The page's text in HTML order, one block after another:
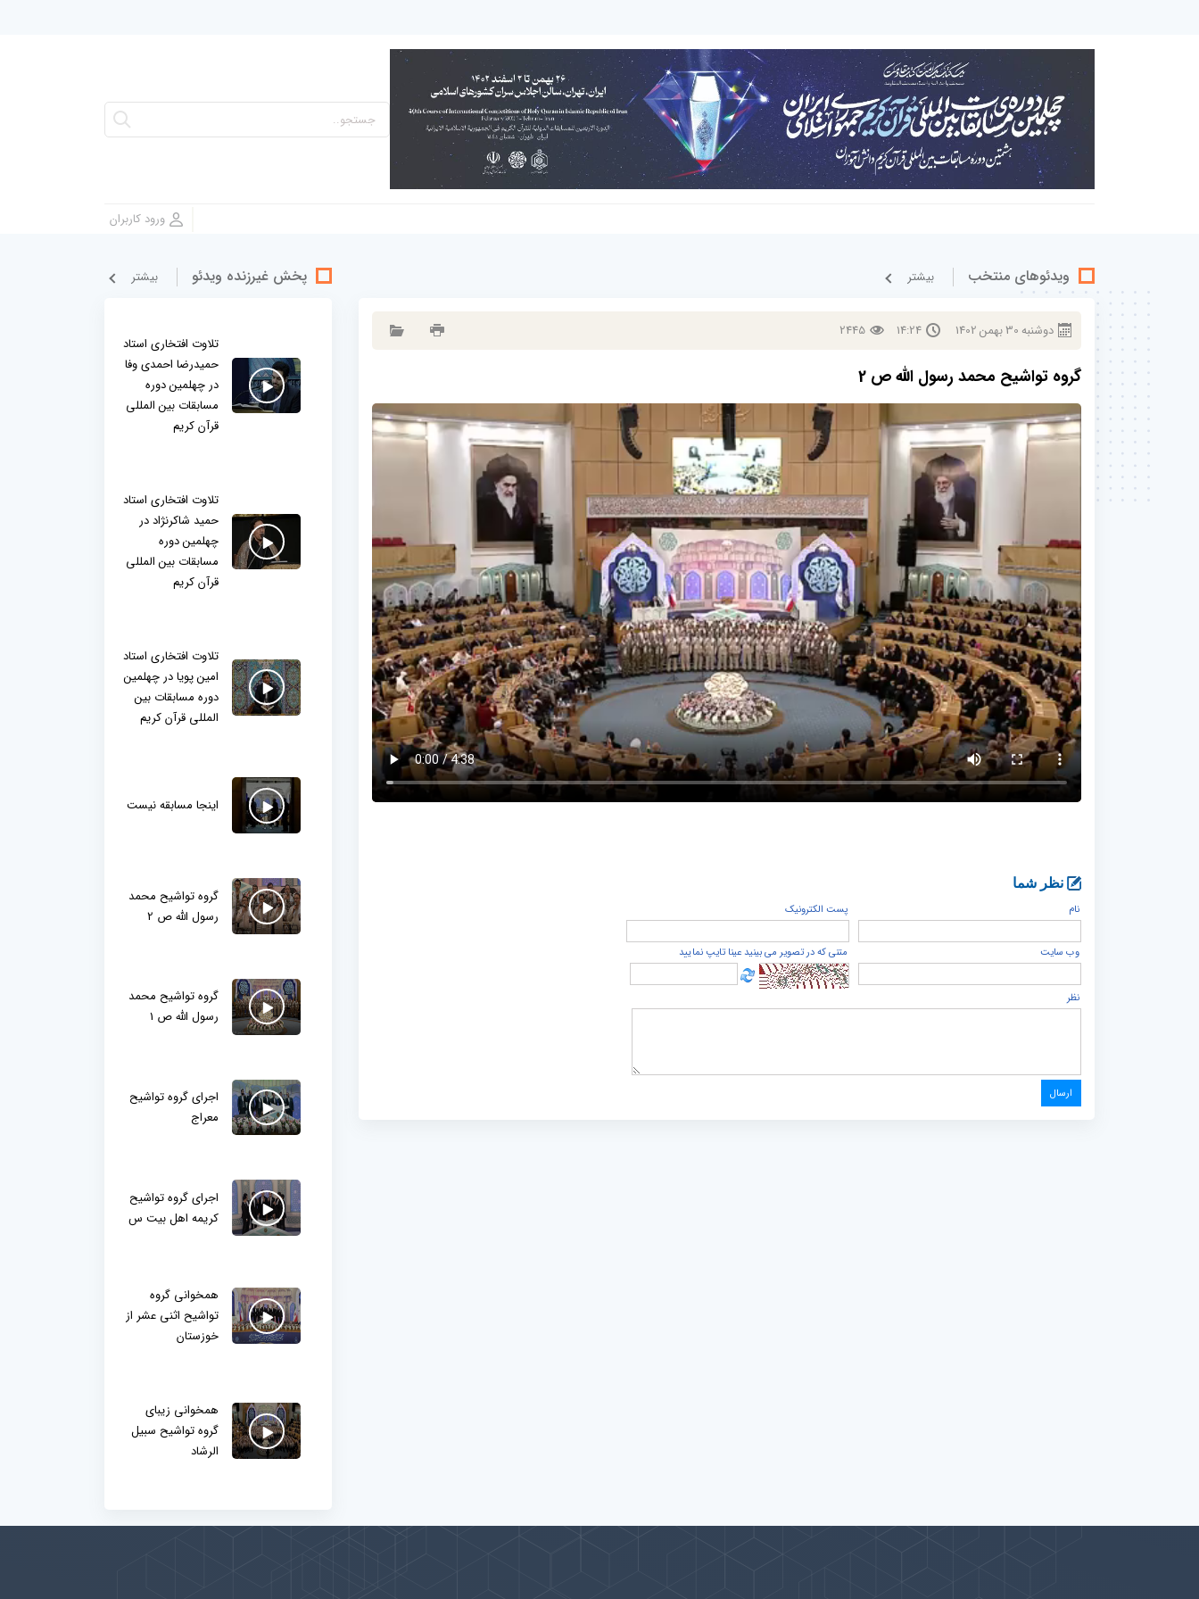
ویدئوهای منتخب بيشتر
دوشنبه30بهمن1402
14:24
2445
گروه تواشیح محمد رسول الله ص 2
نظر شما
نام
پست الكترونيک
وب سایت متنی که در تصویر می بینید عینا تایپ نمایید
نظر
پخش غيرزنده ویدئو بيشتر
تلاوت افتخاری استاد
حمیدرضا احمدی وفا
در چهلمین دوره
مسابقات بین المللی
قرآن کریم
تلاوت افتخاری استاد
حمید شاکرنژاد در
چهلمین دوره
مسابقات بین المللی
قرآن کریم
تلاوت افتخاری استاد
امین پویا در چهلمین
دوره مسابقات بین
المللی قرآن کریم
اینجا مسابقه نیست
گروه تواشیح محمد
رسول الله ص 2
گروه تواشیح محمد
رسول الله ص 1
اجرای گروه تواشیح
معراج
اجرای گروه تواشیح
کریمه اهل بیت س
همخوانی گروه
تواشیح اثنی عشر از
خوزستان
همخوانی زیبای
گروه تواشیح سبیل
الرشاد